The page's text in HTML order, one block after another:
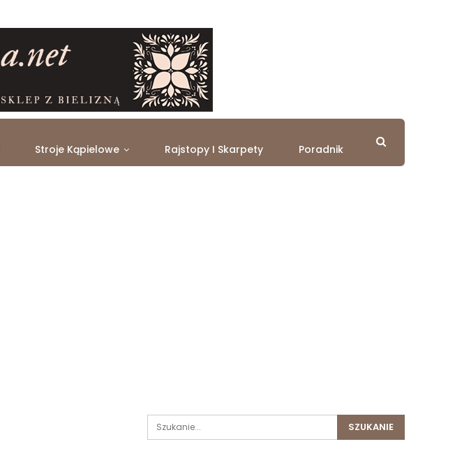
Stroje Kąpielowe Rajstopy I Skarpety Poradnik